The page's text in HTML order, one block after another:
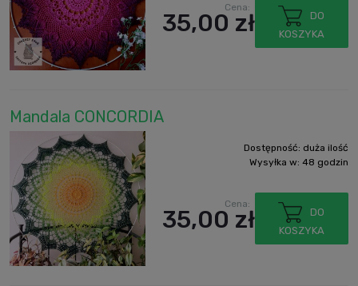
Cena:
35,00 zł
DO
KOSZYKA
Mandala CONCORDIA
Dostępność: duża ilość
Wysyłka w: 48 godzin
Cena:
35,00 zł
DO
KOSZYKA